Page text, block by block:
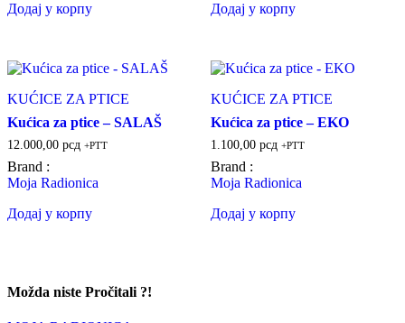
Додај у корпу
Додај у корпу
KUĆICE ZA PTICE
Kućica za ptice – SALAŠ
12.000,00 рсд +PTT
Brand :
Moja Radionica
Додај у корпу
KUĆICE ZA PTICE
Kućica za ptice – EKO
1.100,00 рсд +PTT
Brand :
Moja Radionica
Додај у корпу
Možda niste Pročitali ?!